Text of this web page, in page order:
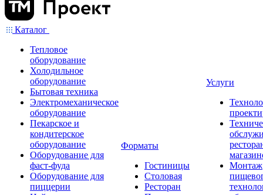
Каталог
Тепловое
оборудование
Холодильное
оборудование
Бытовая техника
Электромеханическое
оборудование
Пекарское и
кондитерское
оборудование
Оборудование для
фаст-фуда
Оборудование для
пиццерии
Форматы
Гостиницы
Столовая
Ресторан
Услуги
Монтаж